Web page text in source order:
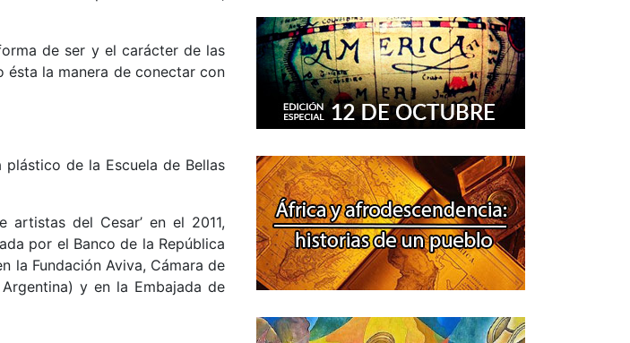
de ser y el carácter de las
ésta la manera de conectar con
de la Escuela de Bellas
artistas del Cesar’ en el 2011,
por el Banco de la República
la Fundación Aviva, Cámara de
y en la Embajada de